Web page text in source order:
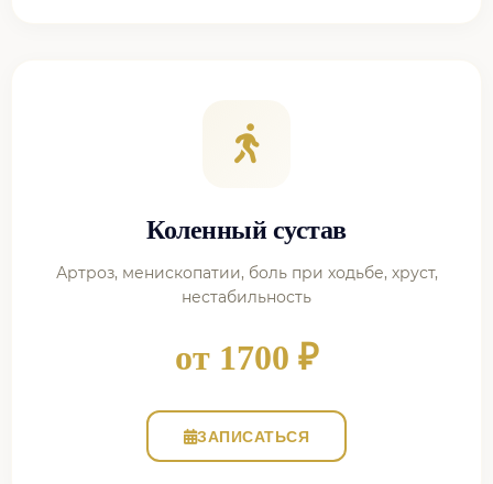
Коленный сустав
Артроз, менископатии, боль при ходьбе, хруст,
нестабильность
от 1700 ₽
ЗАПИСАТЬСЯ